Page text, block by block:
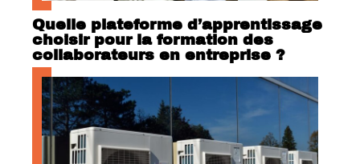
Quelle plateforme d’apprentissage
choisir pour la formation des
collaborateurs en entreprise ?